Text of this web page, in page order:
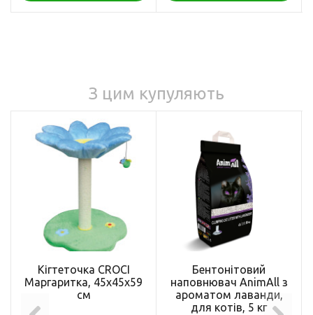
З цим купуляють
Кігтеточка CROCI
Маргаритка, 45х45х59
см
Бентонітовий
наповнювач AnimAll з
ароматом лаванди,
для котів, 5 кг